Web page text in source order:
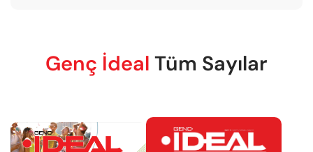
Genç İdeal Tüm Sayılar